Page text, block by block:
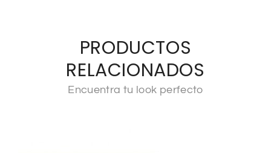
PRODUCTOS
RELACIONADOS
Encuentra tu look perfecto